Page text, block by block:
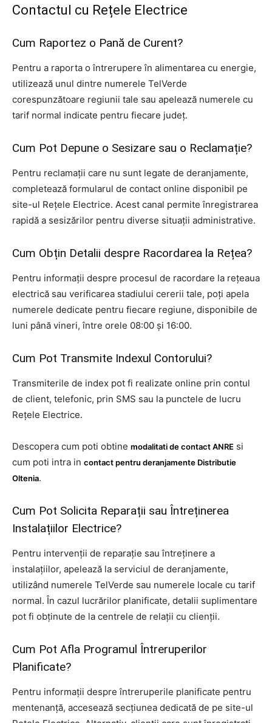
Contactul cu Rețele Electrice
Cum Raportez o Pană de Curent?
Pentru a raporta o întrerupere în alimentarea cu energie,
utilizează unul dintre numerele TelVerde
corespunzătoare regiunii tale sau apelează numerele cu
tarif normal indicate pentru fiecare județ.
Cum Pot Depune o Sesizare sau o Reclamație?
Pentru reclamații care nu sunt legate de deranjamente,
completează formularul de contact online disponibil pe
site-ul Rețele Electrice. Acest canal permite înregistrarea
rapidă a sesizărilor pentru diverse situații administrative.
Cum Obțin Detalii despre Racordarea la Rețea?
Pentru informații despre procesul de racordare la rețeaua
electrică sau verificarea stadiului cererii tale, poți apela
numerele dedicate pentru fiecare regiune, disponibile de
luni până vineri, între orele 08:00 și 16:00.
Cum Pot Transmite Indexul Contorului?
Transmiterile de index pot fi realizate online prin contul
de client, telefonic, prin SMS sau la punctele de lucru
Rețele Electrice.
Descopera cum poti obtine modalitati de contact ANRE si
cum poti intra in contact pentru deranjamente Distributie
Oltenia.
Cum Pot Solicita Reparații sau Întreținerea
Instalațiilor Electrice?
Pentru intervenții de reparație sau întreținere a
instalațiilor, apelează la serviciul de deranjamente,
utilizând numerele TelVerde sau numerele locale cu tarif
normal. În cazul lucrărilor planificate, detalii suplimentare
pot fi obținute de la centrele de relații cu clienții.
Cum Pot Afla Programul Întreruperilor
Planificate?
Pentru informații despre întreruperile planificate pentru
mentenanță, accesează secțiunea dedicată de pe site-ul